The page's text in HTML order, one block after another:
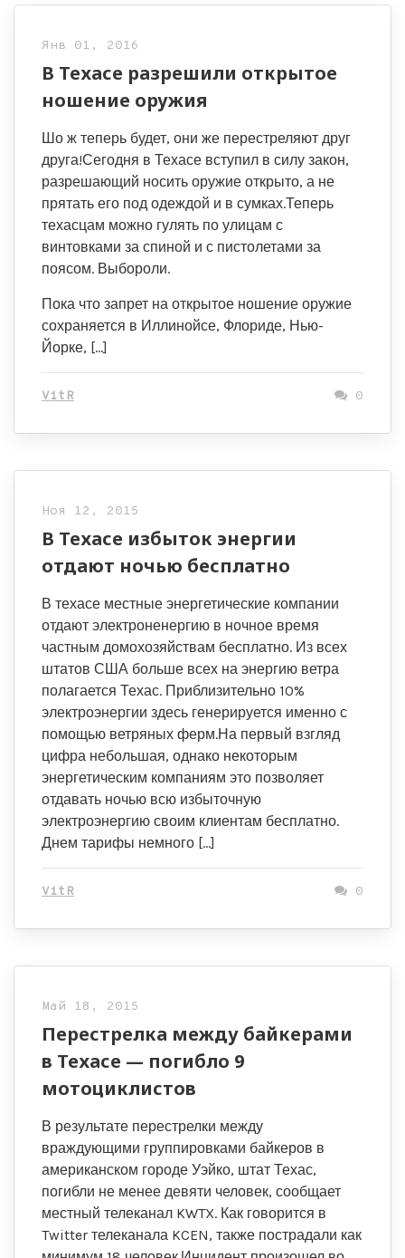
Янв 01, 2016
В Техасе разрешили открытое
ношение оружия
Шо ж теперь будет, они же перестреляют друг
друга!Сегодня в Техасе вступил в силу закон,
разрешающий носить оружие открыто, а не
прятать его под одеждой и в сумках.Теперь
техасцам можно гулять по улицам с
винтовками за спиной и с пистолетами за
поясом. Выбороли.
Пока что запрет на открытое ношение оружие
сохраняется в Иллинойсе, Флориде, Нью-
Йорке, […]
VitR 0
Ноя 12, 2015
В Техасе избыток энергии
отдают ночью бесплатно
В техасе местные энергетические компании
отдают электроненергию в ночное время
частным домохозяйствам бесплатно. Из всех
штатов США больше всех на энергию ветра
полагается Техас. Приблизительно 10%
электроэнергии здесь генерируется именно с
помощью ветряных ферм.На первый взгляд
цифра небольшая, однако некоторым
энергетическим компаниям это позволяет
отдавать ночью всю избыточную
электроэнергию своим клиентам бесплатно.
Днем тарифы немного […]
VitR 0
Май 18, 2015
Перестрелка между байкерами
в Техасе — погибло 9
мотоциклистов
В результате перестрелки между
враждующими группировками байкеров в
американском городе Уэйко, штат Техас,
погибли не менее девяти человек, сообщает
местный телеканал KWTX. Как говорится в
Twitter телеканала KCEN, также пострадали как